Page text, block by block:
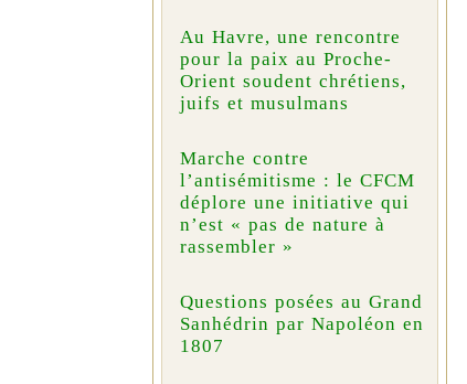
Au Havre, une rencontre
pour la paix au Proche-
Orient soudent chrétiens,
juifs et musulmans
Marche contre
l’antisémitisme : le CFCM
déplore une initiative qui
n’est « pas de nature à
rassembler »
Questions posées au Grand
Sanhédrin par Napoléon en
1807